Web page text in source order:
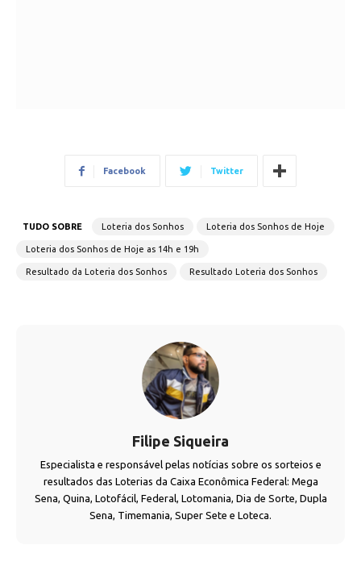
Facebook Twitter
TUDO SOBRE Loteria dos Sonhos Loteria dos Sonhos de Hoje
Loteria dos Sonhos de Hoje as 14h e 19h
Resultado da Loteria dos Sonhos Resultado Loteria dos Sonhos
Filipe Siqueira
Especialista e responsável pelas notícias sobre os sorteios e
resultados das Loterias da Caixa Econômica Federal: Mega
Sena, Quina, Lotofácil, Federal, Lotomania, Dia de Sorte, Dupla
Sena, Timemania, Super Sete e Loteca.